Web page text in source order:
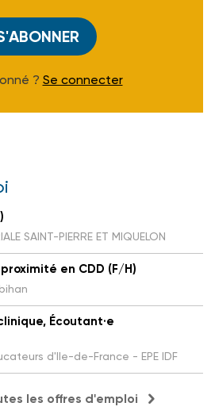
? Se connecter
SAINT-PIERRE ET MIQUELON
en CDD (F/H)
Écoutant·e
d'Ile-de-France - EPE IDF
les offres d'emploi